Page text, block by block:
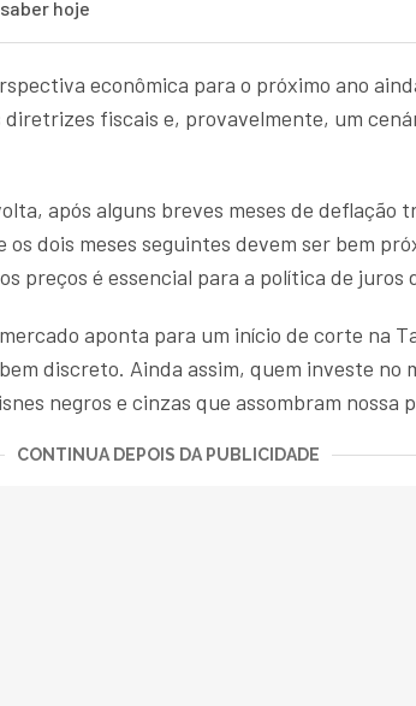
hoje
econômica para o próximo ano
fiscais e, provavelmente, um
após alguns breves meses de deflação
os dois meses seguintes devem ser bem
preços é essencial para a política de juros
aponta para um início de corte na
discreto. Ainda assim, quem investe no
negros e cinzas que assombram nossa
CONTINUA DEPOIS DA PUBLICIDADE